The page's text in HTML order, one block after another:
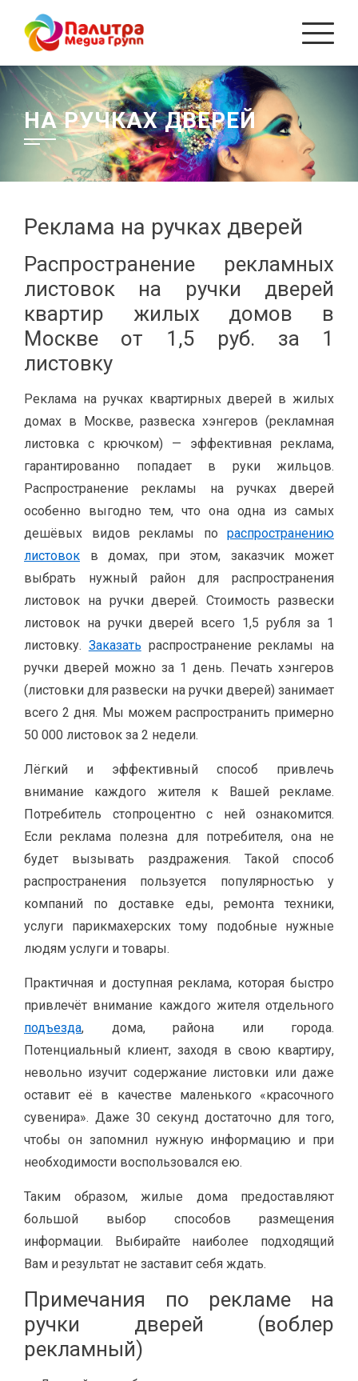
Перейти
содержанию
НА РУЧКАХ ДВЕРЕЙ
Реклама на ручках дверей
Распространение рекламных
листовок на ручки дверей
квартир жилых домов в
Москве от 1,5 руб. за 1
листовку
Реклама на ручках квартирных дверей в жилых
домах в Москве, развеска хэнгеров (рекламная
листовка с крючком) — эффективная реклама,
гарантированно попадает в руки жильцов.
Распространение рекламы на ручках дверей
особенно выгодно тем, что она одна из самых
дешёвых видов рекламы по распространению
листовок в домах, при этом, заказчик может
выбрать нужный район для распространения
листовок на ручки дверей. Стоимость развески
листовок на ручки дверей всего 1,5 рубля за 1
листовку. Заказать распространение рекламы на
ручки дверей можно за 1 день. Печать хэнгеров
(листовки для развески на ручки дверей) занимает
всего 2 дня. Мы можем распространить примерно
50 000 листовок за 2 недели.
Лёгкий и эффективный способ привлечь
внимание каждого жителя к Вашей рекламе.
Потребитель стопроцентно с ней ознакомится.
Если реклама полезна для потребителя, она не
будет вызывать раздражения. Такой способ
распространения пользуется популярностью у
компаний по доставке еды, ремонта техники,
услуги парикмахерских тому подобные нужные
людям услуги и товары.
Практичная и доступная реклама, которая быстро
привлечёт внимание каждого жителя отдельного
подъезда, дома, района или города.
Потенциальный клиент, заходя в свою квартиру,
невольно изучит содержание листовки или даже
оставит её в качестве маленького «красочного
сувенира». Даже 30 секунд достаточно для того,
чтобы он запомнил нужную информацию и при
необходимости воспользовался ею.
Таким образом, жилые дома предоставляют
большой выбор способов размещения
информации. Выбирайте наиболее подходящий
Вам и результат не заставит себя ждать.
Примечания по рекламе на
ручки дверей (воблер
рекламный)